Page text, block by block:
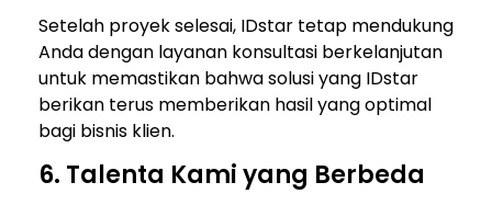
Setelah proyek selesai, IDstar tetap mendukung
Anda dengan layanan konsultasi berkelanjutan
untuk memastikan bahwa solusi yang IDstar
berikan terus memberikan hasil yang optimal
bagi bisnis klien.
6. Talenta Kami yang Berbeda